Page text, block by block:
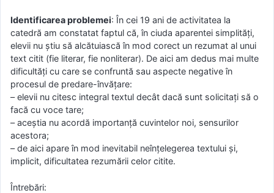
Identificarea problemei: În cei 19 ani de activitatea la
catedră am constatat faptul că, în ciuda aparentei simplități,
elevii nu știu să alcătuiască în mod corect un rezumat al unui
text citit (fie literar, fie nonliterar). De aici am dedus mai multe
dificultăți cu care se confruntă sau aspecte negative în
procesul de predare-învățare:
– elevii nu citesc integral textul decât dacă sunt solicitați să o
facă cu voce tare;
– aceștia nu acordă importanță cuvintelor noi, sensurilor
acestora;
– de aici apare în mod inevitabil neînțelegerea textului și,
implicit, dificultatea rezumării celor citite.
Întrebări: